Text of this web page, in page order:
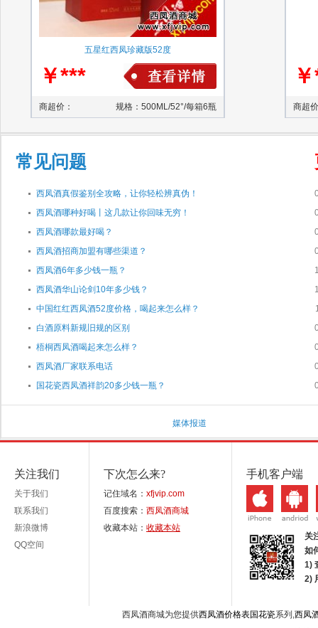
五星红西凤珍藏版52度
￥***
商超价： 规格：500ML/52°/每箱6瓶 商超
常见问题
西凤酒真假鉴别全攻略，让你轻松辨真伪！
西凤酒哪种好喝丨这几款让你回味无穷！
西凤酒哪款最好喝？
西凤酒招商加盟有哪些渠道？
西凤酒6年多少钱一瓶？
西凤酒华山论剑10年多少钱？
中国红红西凤酒52度价格，喝起来怎么样？
白酒原料新规旧规的区别
梧桐西凤酒喝起来怎么样？
西凤酒厂家联系电话
国花瓷西凤酒祥韵20多少钱一瓶？
媒体报道
关注我们
关于我们
联系我们
新浪微博
QQ空间
下次怎么来?
记住域名： xfjvip.com
百度搜索： 西凤酒商城
收藏本站： 收藏本站
手机客户端
关
如
1)
2)
西凤酒商城为您提供西凤酒价格表国花瓷系列, 西凤